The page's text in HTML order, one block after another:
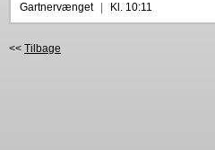
Gartnervænget
Kl. 10:11
<< Tilbage